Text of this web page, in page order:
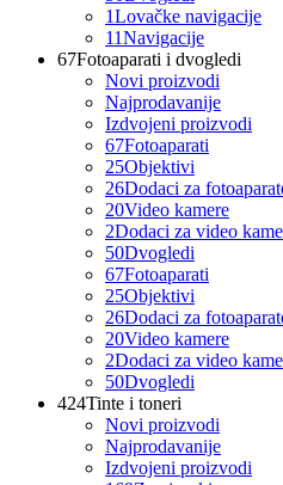
1Lovačke navigacije
11Navigacije
67Fotoaparati i dvogledi
Novi proizvodi
Najprodavanije
Izdvojeni proizvodi
67Fotoaparati
25Objektivi
26Dodaci za
20Video kamere
2Dodaci za video
50Dvogledi
67Fotoaparati
25Objektivi
26Dodaci za
20Video kamere
2Dodaci za video
50Dvogledi
424Tinte i toneri
Novi proizvodi
Najprodavanije
Izdvojeni proizvodi